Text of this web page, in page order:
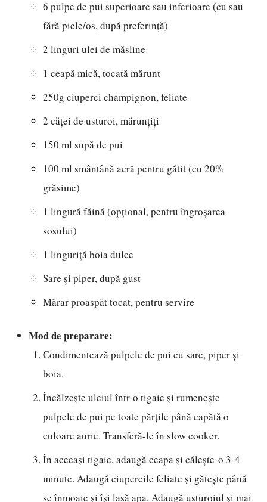
6 pulpe de pui superioare sau inferioare (cu sau
fără piele/os, după preferință)
2 linguri ulei de măsline
1 ceapă mică, tocată mărunt
250g ciuperci champignon, feliate
2 căței de usturoi, mărunțiți
150 ml supă de pui
100 ml smântână acră pentru gătit (cu 20%
grăsime)
1 lingură făină (opțional, pentru îngroșarea
sosului)
1 linguriță boia dulce
Sare și piper, după gust
Mărar proaspăt tocat, pentru servire
Mod de preparare:
Condimentează pulpele de pui cu sare, piper și
boia.
Încălzește uleiul într-o tigaie și rumenește
pulpele de pui pe toate părțile până capătă o
culoare aurie. Transferă-le în slow cooker.
În aceeași tigaie, adaugă ceapa și călește-o 3-4
minute. Adaugă ciupercile feliate și gătește până
se înmoaie și își lasă apa. Adaugă usturoiul și mai